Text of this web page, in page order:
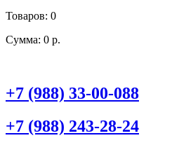
Товаров: 0
Сумма: 0 р.
+7 (988) 33-00-088
+7 (988) 243-28-24